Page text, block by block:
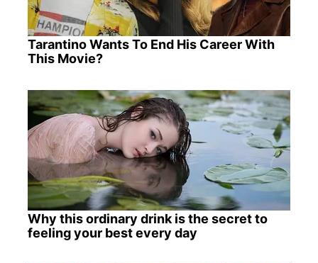
Tarantino Wants To End His Career With
This Movie?
Why this ordinary drink is the secret to
feeling your best every day